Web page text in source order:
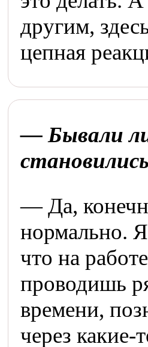
другим,
цепная
— Бывали ли
— Да,
нормально. Я
что на
проводишь
времени,
через какие-